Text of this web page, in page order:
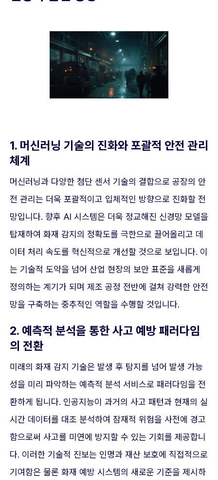
1. 머신러닝 기술의 진화와 포괄적 안전 관리
체계
머신러닝과 다양한 첨단 센서 기술의 결합으로 공장의 안
전 관리는 더욱 포괄적이고 입체적인 방향으로 진화할 전
망입니다. 향후 AI 시스템은 더욱 정교해진 신경망 모델을
탑재하여 화재 감지의 정확도를 극한으로 끌어올리고 데
이터 처리 속도를 혁신적으로 개선할 것으로 보입니다. 이
는 기술적 도약을 넘어 산업 현장의 보안 표준을 새롭게
정의하는 계기가 되며 제조 공정 전반에 걸쳐 강력한 안전
망을 구축하는 중추적인 역할을 수행할 것입니다.
2. 예측적 분석을 통한 사고 예방 패러다임
의 전환
미래의 화재 감지 기술은 발생 후 탐지를 넘어 발생 가능
성을 미리 파악하는 예측적 분석 서비스로 패러다임을 전
환하게 됩니다. 인공지능이 과거의 사고 패턴과 현재의 실
시간 데이터를 대조 분석하여 잠재적 위험을 사전에 경고
함으로써 사고를 미연에 방지할 수 있는 기회를 제공합니
다. 이러한 기술적 진보는 인명과 재산 보호에 직접적으로
기여함은 물론 화재 예방 시스템의 새로운 기준을 제시하